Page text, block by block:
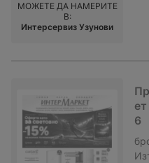
МОЖЕТЕ ДА НАМЕРИТЕ
В:
Интерсервиз Узунови
6